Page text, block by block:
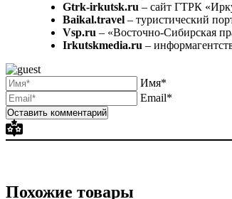
Gtrk-irkutsk.ru – сайт ГТРК
Baikal.travel – туристический
Vsp.ru – «Восточно-Сибирская
Irkutskmedia.ru –
Имя*
Email*
Похожие товары